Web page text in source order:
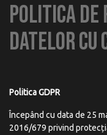
Politica
datelor cu
Politica GDPR
Începând cu data de 25
2016/679 privind